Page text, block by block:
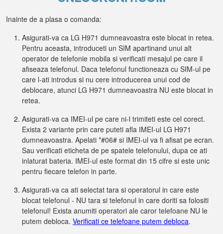
Inainte de a plasa o comanda:
Asigurati-va ca LG H971 dumneavoastra este blocat in retea.
Pentru aceasta, introduceti un SIM apartinand unui alt
operator de telefonie mobila si verificati mesajul pe care il
afiseaza telefonul. Daca telefonul functioneaza cu SIM-ul pe
care l-ati introdus si nu cere introducerea unui cod de
deblocare, atunci LG H971 dumneavoastra NU este blocat in
retea.
Asigurati-va ca IMEI-ul pe care ni-l trimiteti este cel corect.
Exista 2 variante prin care puteti afla IMEI-ul LG H971
dumneavoastra. Apelati *#06# si IMEI-ul va fi afisat pe ecran.
Sau verificati eticheta de pe spatele telefonului, dupa ce ati
inlaturat bateria. IMEI-ul este format din 15 cifre si este unic
pentru fiecare telefon in parte.
Asigurati-va ca ati selectat tara si operatorul in care este
blocat telefonul - NU tara si telefonul in care doriti sa folositi
telefonul! Exista anumiti operatori ale caror telefoane NU le
putem debloca. Verificati ce telefoane putem debloca.